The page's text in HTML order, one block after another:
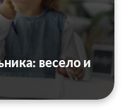
весело и